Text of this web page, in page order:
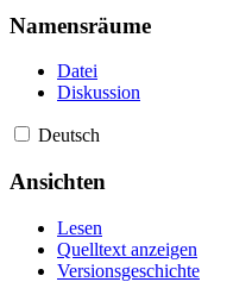
Namensräume
Datei
Diskussion
Deutsch
Ansichten
Lesen
Quelltext anzeigen
Versionsgeschichte